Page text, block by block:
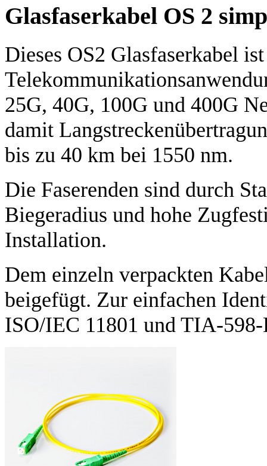
Glasfaserkabel OS 2
Dieses OS2 Glasfaserkabel
25G, 40G, 100G und 400G
damit
bis zu 40 km bei 1550 nm.
Die Faserenden sind durch
Biegeradius und hohe
Installation.
Dem einzeln verpackten
beigefügt. Zur einfachen
ISO/IEC 11801 und TIA-